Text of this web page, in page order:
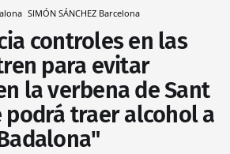
SIMÓN SÁNCHEZ Barcelona
controles en las
para evitar
la verbena de Sant
podrá traer alcohol a